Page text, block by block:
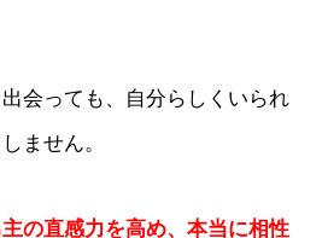
会っても、自分らしくいられ
ません。
の直感力を高め、本当に相性